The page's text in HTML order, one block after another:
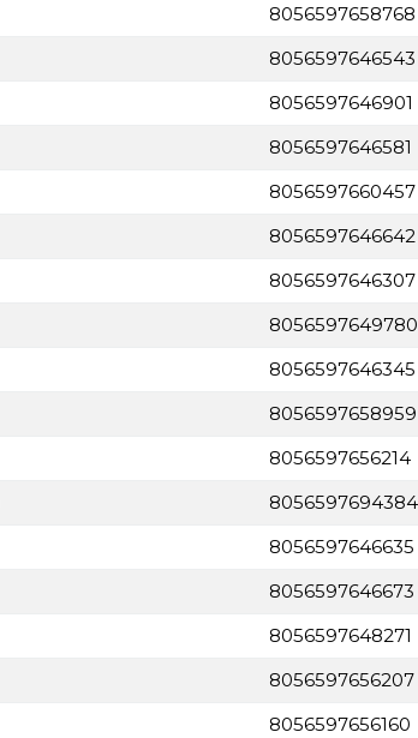
8056597658768
8056597646543
8056597646901
8056597646581
8056597660457
8056597646642
8056597646307
8056597649780
8056597646345
8056597658959
8056597656214
8056597694384
8056597646635
8056597646673
8056597648271
8056597656207
8056597656160